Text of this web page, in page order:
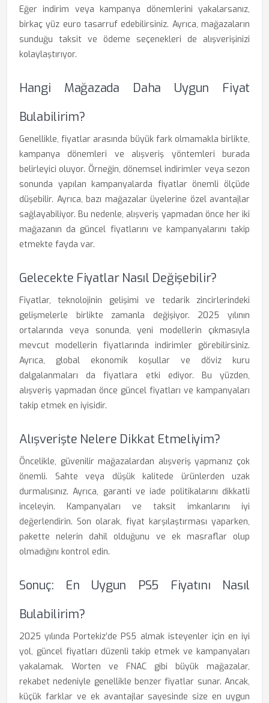
Eğer indirim veya kampanya dönemlerini yakalarsanız,
birkaç yüz euro tasarruf edebilirsiniz. Ayrıca, mağazaların
sunduğu taksit ve ödeme seçenekleri de alışverişinizi
kolaylaştırıyor.
Hangi Mağazada Daha Uygun Fiyat
Bulabilirim?
Genellikle, fiyatlar arasında büyük fark olmamakla birlikte,
kampanya dönemleri ve alışveriş yöntemleri burada
belirleyici oluyor. Örneğin, dönemsel indirimler veya sezon
sonunda yapılan kampanyalarda fiyatlar önemli ölçüde
düşebilir. Ayrıca, bazı mağazalar üyelerine özel avantajlar
sağlayabiliyor. Bu nedenle, alışveriş yapmadan önce her iki
mağazanın da güncel fiyatlarını ve kampanyalarını takip
etmekte fayda var.
Gelecekte Fiyatlar Nasıl Değişebilir?
Fiyatlar, teknolojinin gelişimi ve tedarik zincirlerindeki
gelişmelerle birlikte zamanla değişiyor. 2025 yılının
ortalarında veya sonunda, yeni modellerin çıkmasıyla
mevcut modellerin fiyatlarında indirimler görebilirsiniz.
Ayrıca, global ekonomik koşullar ve döviz kuru
dalgalanmaları da fiyatlara etki ediyor. Bu yüzden,
alışveriş yapmadan önce güncel fiyatları ve kampanyaları
takip etmek en iyisidir.
Alışverişte Nelere Dikkat Etmeliyim?
Öncelikle, güvenilir mağazalardan alışveriş yapmanız çok
önemli. Sahte veya düşük kalitede ürünlerden uzak
durmalısınız. Ayrıca, garanti ve iade politikalarını dikkatli
inceleyin. Kampanyaları ve taksit imkanlarını iyi
değerlendirin. Son olarak, fiyat karşılaştırması yaparken,
pakette nelerin dahil olduğunu ve ek masraflar olup
olmadığını kontrol edin.
Sonuç: En Uygun PS5 Fiyatını Nasıl
Bulabilirim?
2025 yılında Portekiz’de PS5 almak isteyenler için en iyi
yol, güncel fiyatları düzenli takip etmek ve kampanyaları
yakalamak. Worten ve FNAC gibi büyük mağazalar,
rekabet nedeniyle genellikle benzer fiyatlar sunar. Ancak,
küçük farklar ve ek avantajlar sayesinde size en uygun